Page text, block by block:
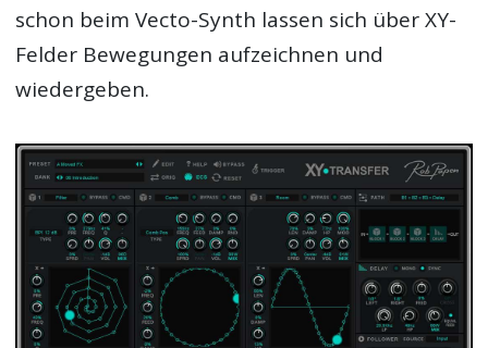
schon beim Vecto-Synth lassen sich über XY-
Felder Bewegungen aufzeichnen und
wiedergeben.